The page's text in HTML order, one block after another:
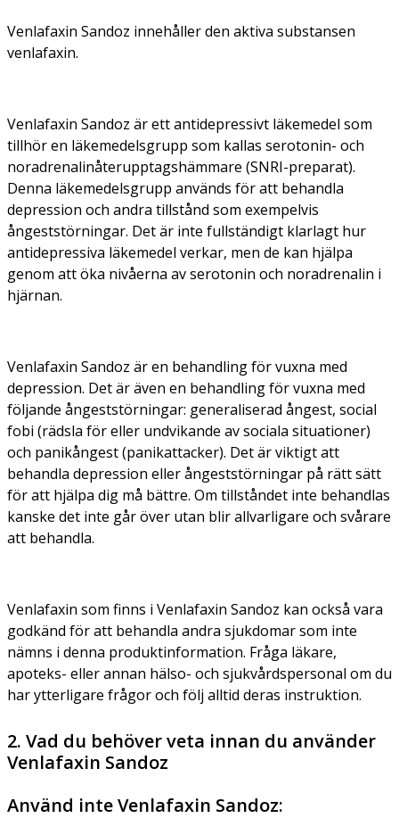
Venlafaxin Sandoz innehåller den aktiva substansen
venlafaxin.
Venlafaxin Sandoz är ett antidepressivt läkemedel som
tillhör en läkemedelsgrupp som kallas serotonin- och
noradrenalinåterupptagshämmare (SNRI-preparat).
Denna läkemedelsgrupp används för att behandla
depression och andra tillstånd som exempelvis
ångeststörningar. Det är inte fullständigt klarlagt hur
antidepressiva läkemedel verkar, men de kan hjälpa
genom att öka nivåerna av serotonin och noradrenalin i
hjärnan.
Venlafaxin Sandoz är en behandling för vuxna med
depression. Det är även en behandling för vuxna med
följande ångeststörningar: generaliserad ångest, social
fobi (rädsla för eller undvikande av sociala situationer)
och panikångest (panikattacker). Det är viktigt att
behandla depression eller ångeststörningar på rätt sätt
för att hjälpa dig må bättre. Om tillståndet inte behandlas
kanske det inte går över utan blir allvarligare och svårare
att behandla.
Venlafaxin som finns i Venlafaxin Sandoz kan också vara
godkänd för att behandla andra sjukdomar som inte
nämns i denna produktinformation. Fråga läkare,
apoteks- eller annan hälso- och sjukvårdspersonal om du
har ytterligare frågor och följ alltid deras instruktion.
2. Vad du behöver veta innan du använder
Venlafaxin Sandoz
Använd inte Venlafaxin Sandoz: